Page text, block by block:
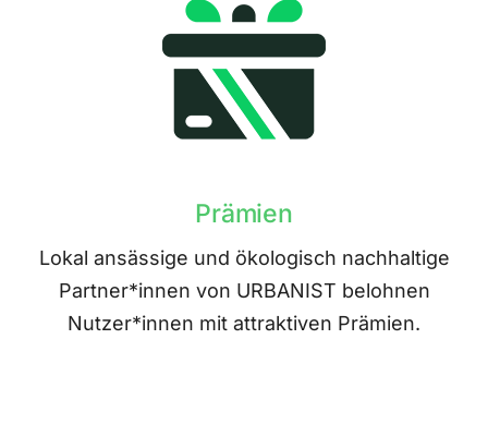
Prämien
Lokal ansässige und ökologisch nachhaltige
Partner*innen von URBANIST belohnen
Nutzer*innen mit attraktiven Prämien.